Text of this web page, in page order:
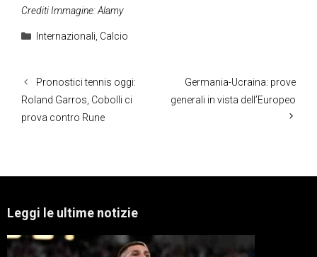
Crediti Immagine: Alamy
Categorie
Internazionali, Calcio
Pronostici tennis oggi:
Roland Garros, Cobolli ci
prova contro Rune
Germania-Ucraina: prove
generali in vista dell’Europeo
Leggi le ultime notizie